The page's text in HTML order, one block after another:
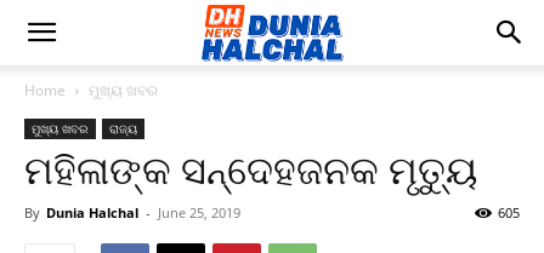
Home ମୁଖ୍ୟ ଖବର
ମୁଖ୍ୟ ଖବର ରାଜ୍ୟ
ମହିଳାଙ୍କ ସନ୍ଦେହଜନକ ମୃତ୍ୟୁ
By Dunia Halchal - June 25, 2019 605